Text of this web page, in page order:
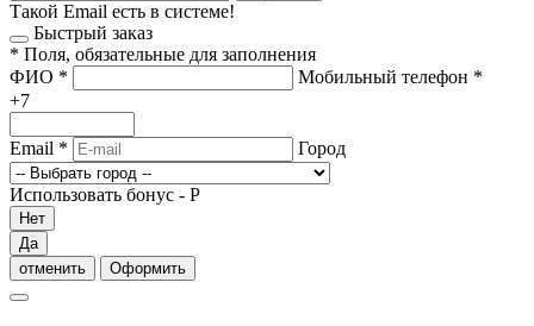
Такой Email есть в системе!
Быстрый заказ
* Поля, обязательные для заполнения
ФИО * Мобильный телефон *
+7
Email * Город
Использовать бонус - Р
Нет
Да
отменить
Оформить